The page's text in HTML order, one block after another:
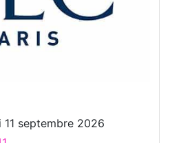
11 septembre 2026